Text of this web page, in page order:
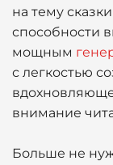
на тему
способности
мощным
с легкостью
внимание
Больше не